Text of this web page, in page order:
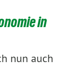
in
nun auch